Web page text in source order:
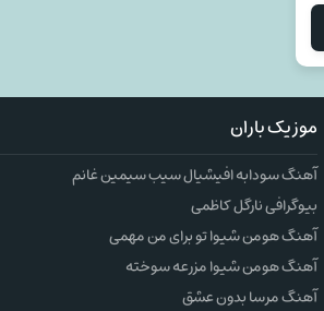
موزیک باران
آهنگ سودابه افیشیال سیب سیمین غانم
بیوگرافی نارگل کاظمی
آهنگ هومن شیوا تو برای من مهمی
آهنگ هومن شیوا مزرعه سوخته
آهنگ مرسا بدون عشق